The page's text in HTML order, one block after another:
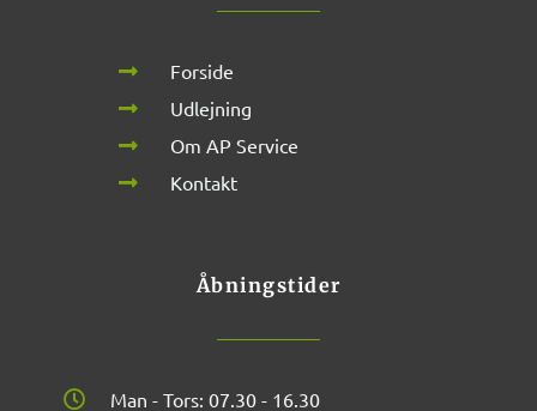
Forside
Udlejning
Om AP Service
Kontakt
Åbningstider
Man - Tors: 07.30 - 16.30